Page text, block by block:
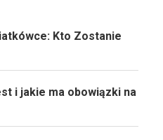
Kto Zostanie
i jakie ma obowiązki na